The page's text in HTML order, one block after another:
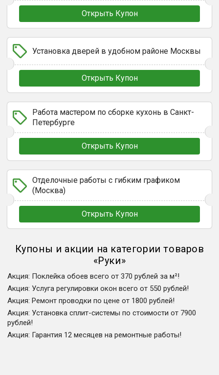
Открыть Купон
Установка дверей в удобном районе Москвы
Открыть Купон
Работа мастером по сборке кухонь в Санкт-
Петербурге
Открыть Купон
Отделочные работы с гибким графиком
(Москва)
Открыть Купон
Купоны и акции на категории товаров
«Руки»
Акция: Поклейка обоев всего от 370 рублей за м²!
Акция: Услуга регулировки окон всего от 550 рублей!
Акция: Ремонт проводки по цене от 1800 рублей!
Акция: Установка сплит-системы по стоимости от 7900
рублей!
Акция: Гарантия 12 месяцев на ремонтные работы!